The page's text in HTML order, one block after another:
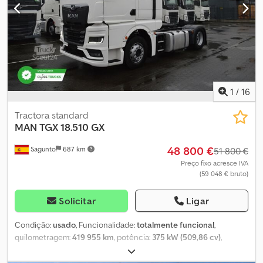
1 / 16
Sagunto 687 km
Tractora standard
MAN TGX 18.510 GX
48 800 €51 800 €
Preço fixo acresce IVA
(59 048 € bruto)
Solicitar Ligar
Condição:usado, Funcionalidade:totalmente funcional,
quilometragem:419 955 km, potência: 375 kW (509,86 cv),
, tipo de combustível: